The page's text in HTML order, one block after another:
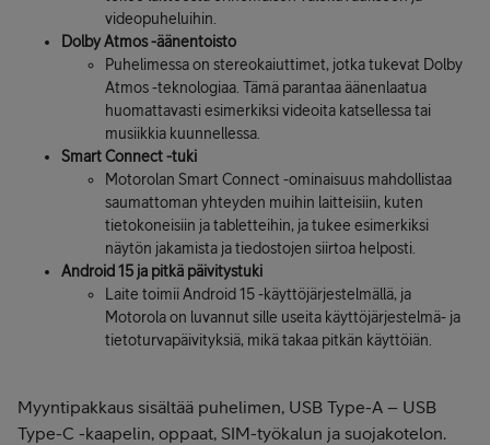
videopuheluihin.
Dolby Atmos -äänentoisto
Puhelimessa on stereokaiuttimet, jotka tukevat Dolby
Atmos -teknologiaa. Tämä parantaa äänenlaatua
huomattavasti esimerkiksi videoita katsellessa tai
musiikkia kuunnellessa.
Smart Connect -tuki
Motorolan Smart Connect -ominaisuus mahdollistaa
saumattoman yhteyden muihin laitteisiin, kuten
tietokoneisiin ja tabletteihin, ja tukee esimerkiksi
näytön jakamista ja tiedostojen siirtoa helposti.
Android 15 ja pitkä päivitystuki
Laite toimii Android 15 -käyttöjärjestelmällä, ja
Motorola on luvannut sille useita käyttöjärjestelmä- ja
tietoturvapäivityksiä, mikä takaa pitkän käyttöiän.
Myyntipakkaus sisältää puhelimen, USB Type-A – USB
Type-C -kaapelin, oppaat, SIM-työkalun ja suojakotelon.